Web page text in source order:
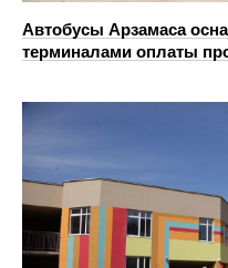
Автобусы Арзамаса
терминалами оплаты